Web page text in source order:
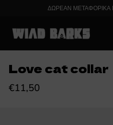
ΔΩΡΕΑΝ ΜΕΤΑΦΟΡΙΚΑ
Love cat collar
€11,50